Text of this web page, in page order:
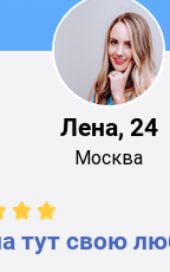
Лена, 24
Москва
тут свою